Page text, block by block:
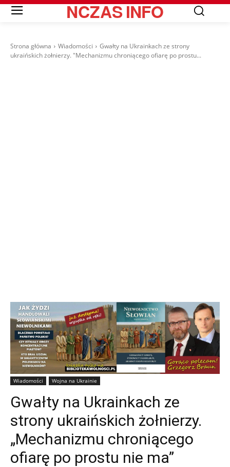
NCZASINFO
Strona główna Wiadomości
Gwałty na Ukrainkach ze strony
ukraińskich żołnierzy. "Mechanizmu chroniącego ofiarę po prostu...
Wiadomości Wojna na Ukrainie
Gwałty na Ukrainkach ze
strony ukraińskich żołnierzy.
„Mechanizmu chroniącego
ofiarę po prostu nie ma”